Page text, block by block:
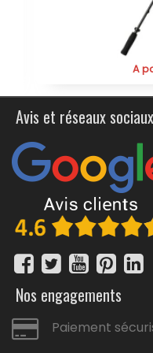
promouvoir
parapluie personnalisé
de ce parapluie un
à vos clients un
protéger tout en
A
Avis et réseaux sociaux
Nos engagements
Paiement